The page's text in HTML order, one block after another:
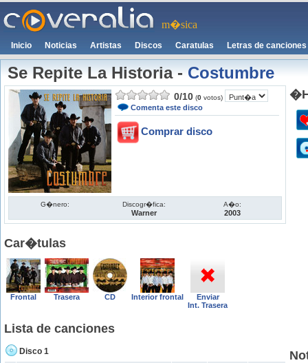
m�sica
Inicio Noticias Artistas Discos Caratulas Letras de canciones
Se Repite La Historia-Costumbre
0/10 (0 votos)
Comenta este disco
Comprar disco
G�nero: Discogr�fica:
Warner
A�o:
2003
Car�tulas
Frontal Trasera CD Interior frontal
Enviar
Int. Trasera
Lista de canciones
Disco 1